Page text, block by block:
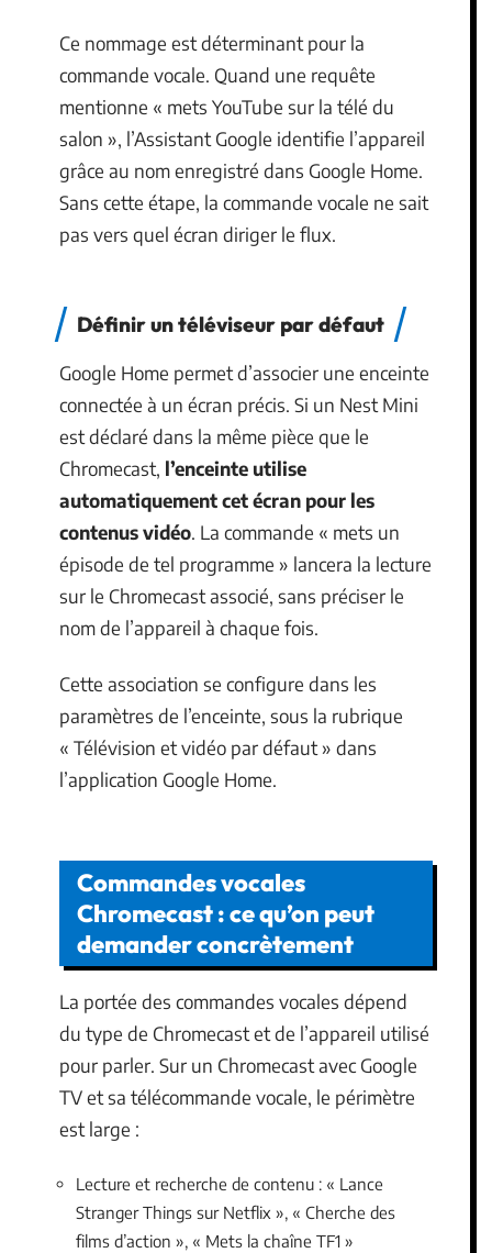
Ce nommage est déterminant pour la
commande vocale. Quand une requête
mentionne « mets YouTube sur la télé du
salon », l’Assistant Google identifie l’appareil
grâce au nom enregistré dans Google Home.
Sans cette étape, la commande vocale ne sait
pas vers quel écran diriger le flux.
Définir un téléviseur par défaut
Google Home permet d’associer une enceinte
connectée à un écran précis. Si un Nest Mini
est déclaré dans la même pièce que le
Chromecast, l’enceinte utilise
automatiquement cet écran pour les
contenus vidéo. La commande « mets un
épisode de tel programme » lancera la lecture
sur le Chromecast associé, sans préciser le
nom de l’appareil à chaque fois.
Cette association se configure dans les
paramètres de l’enceinte, sous la rubrique
« Télévision et vidéo par défaut » dans
l’application Google Home.
Commandes vocales
Chromecast : ce qu’on peut
demander concrètement
La portée des commandes vocales dépend
du type de Chromecast et de l’appareil utilisé
pour parler. Sur un Chromecast avec Google
TV et sa télécommande vocale, le périmètre
est large :
Lecture et recherche de contenu : « Lance
Stranger Things sur Netflix », « Cherche des
films d’action », « Mets la chaîne TF1 »